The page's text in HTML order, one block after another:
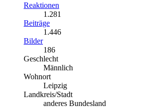
Reaktionen
1.281
Beiträge
1.446
Bilder
186
Geschlecht
Männlich
Wohnort
Leipzig
Landkreis/Stadt
anderes Bundesland